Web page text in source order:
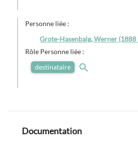
Personne liée :
Grote-Hasenbalg, Werner (1888
Rôle Personne liée :
destinataire
Documentation